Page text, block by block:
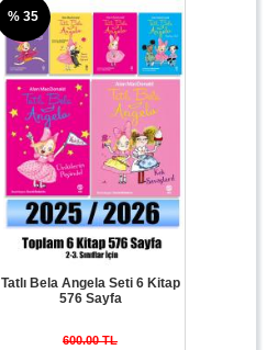
Tatlı Bela Angela Seti 6 Kitap
576 Sayfa
600.00 TL
% 35